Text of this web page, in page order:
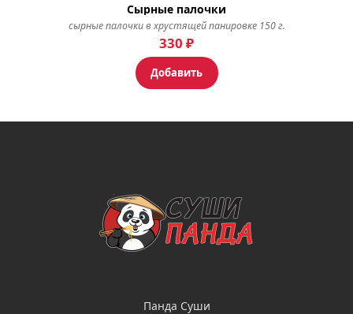
Сырные палочки
сырные палочки в хрустящей панировке 150 г.
330 ₽
Добавить
Панда Суши